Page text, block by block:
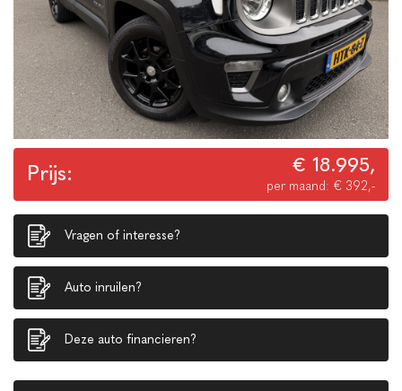
Prijs: € 18.995,
per maand: € 392,-
Vragen of interesse?
Auto inruilen?
Deze auto financieren?